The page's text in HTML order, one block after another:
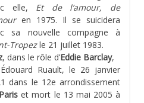
elle, Et de l’amour, de
en 1975. Il se suicidera
sa nouvelle compagne à
Tropezle 21 juillet 1983.
, dans le rôle d’Eddie Barclay,
Ruault, le 26 janvier
dans le 12e arrondissement
Paris et mort le 13 mai 2005 à